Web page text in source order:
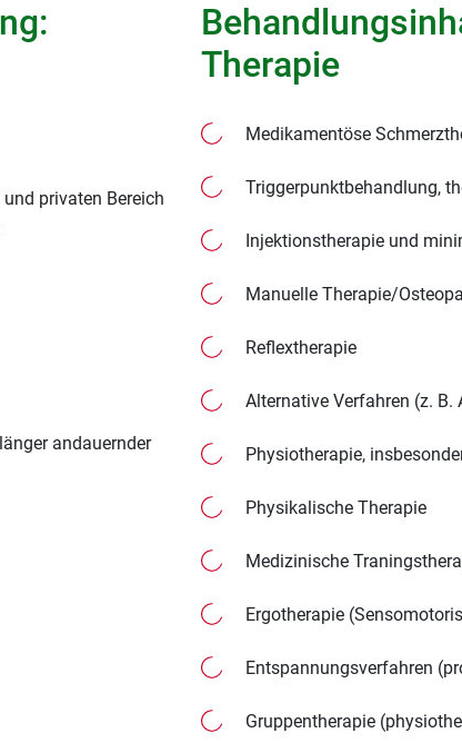
privaten Bereich
andauernder
Therapie
Medikamentöse
Triggerpunktbehandlung,
Injektionstherapie und
Manuelle Therapie/
Reflextherapie
Alternative Verfahren (z.
Physiotherapie,
Physikalische Therapie
Medizinische
Ergotherapie
Entspannungsverfahren
Gruppentherapie